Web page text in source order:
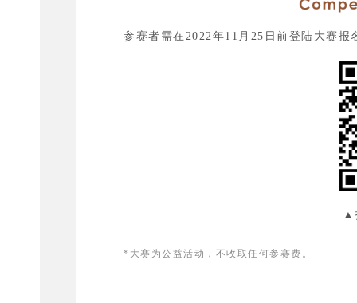
参赛者需在2022年11月25日前登陆大赛报
▲
*大赛为公益活动，不收取任何参赛费。